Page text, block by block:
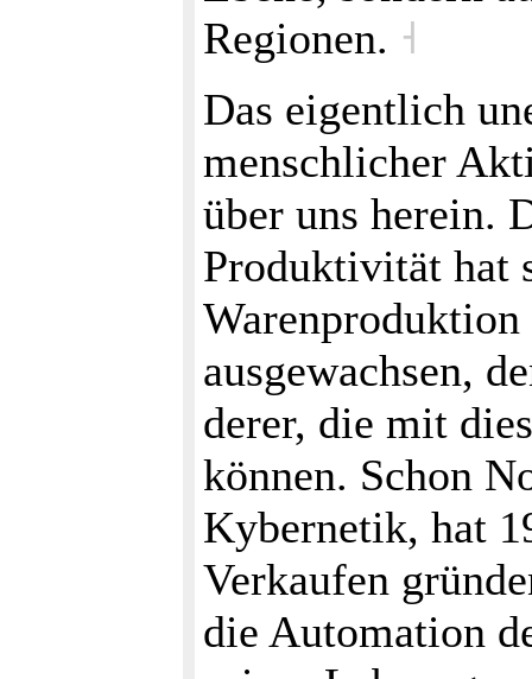
Regionen. ˧
Das eigentlich
menschlicher
über uns herein.
Produktivität hat
ausgewachsen,
derer, die mit
können. Schon
Kybernetik, hat
Verkaufen
die Automation